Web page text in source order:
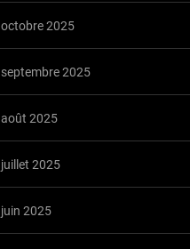
octobre 2025
septembre 2025
août 2025
juillet 2025
juin 2025